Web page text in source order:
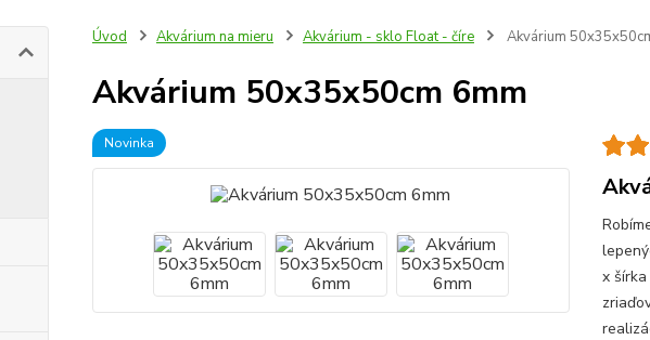
Úvod Akvárium na mieru Akvárium - sklo Float - číre Akvárium
Akvárium 50x35x50cm 6mm
Novinka
x